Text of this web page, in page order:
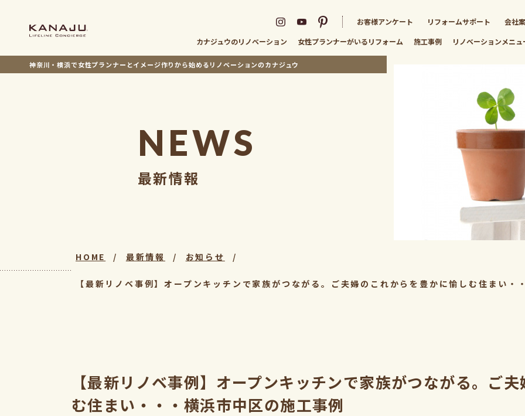
神奈川・横浜で女性プランナーとイメージ作りから始めるリノベーションのカナジュウ
カナジュウのリノベーション 女性プランナーがいるリフォーム 施工事例 リノベーションメニュ
お客様アンケート リフォームサポート 会社
NEWS
最新情報
HOME 最新情報 お知らせ
【最新リノベ事例】オープンキッチンで家族がつながる。ご夫婦のこれからを豊かに愉しむ住まい・
【最新リノベ事例】オープンキッチンで家族がつながる。ご
む住まい・・・横浜市中区の施工事例